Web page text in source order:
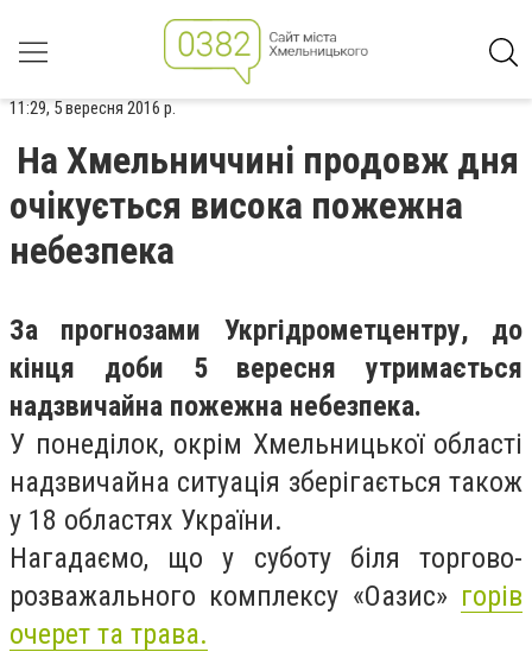
11:29, 5 вересня 2016 р.
На Хмельниччині продовж дня
очікується висока пожежна
небезпека
За прогнозами Укргідрометцентру, до
кінця доби 5 вересня утримається
надзвичайна пожежна небезпека.
У понеділок, окрім Хмельницької області
надзвичайна ситуація зберігається також
у 18 областях України.
Нагадаємо, що у суботу біля торгово-
розважального комплексу «Оазис» горів
очерет та трава.